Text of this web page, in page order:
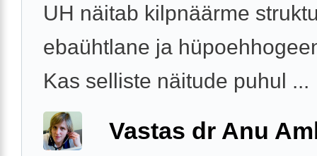
UH näitab kilpnäärme
ebaühtlane ja
Kas selliste näitude puhul ...
Vastas dr Anu